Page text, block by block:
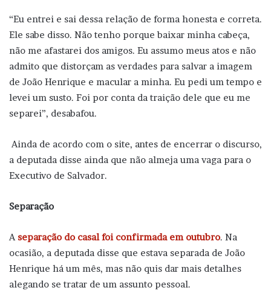
“Eu entrei e sai dessa relação de forma honesta e correta.
Ele sabe disso. Não tenho porque baixar minha cabeça,
não me afastarei dos amigos. Eu assumo meus atos e não
admito que distorçam as verdades para salvar a imagem
de João Henrique e macular a minha. Eu pedi um tempo e
levei um susto. Foi por conta da traição dele que eu me
separei”, desabafou.
Ainda de acordo com o site, antes de encerrar o discurso,
a deputada disse ainda que não almeja uma vaga para o
Executivo de Salvador.
Separação
A separação do casal foi confirmada em outubro. Na
ocasião, a deputada disse que estava separada de João
Henrique há um mês, mas não quis dar mais detalhes
alegando se tratar de um assunto pessoal.